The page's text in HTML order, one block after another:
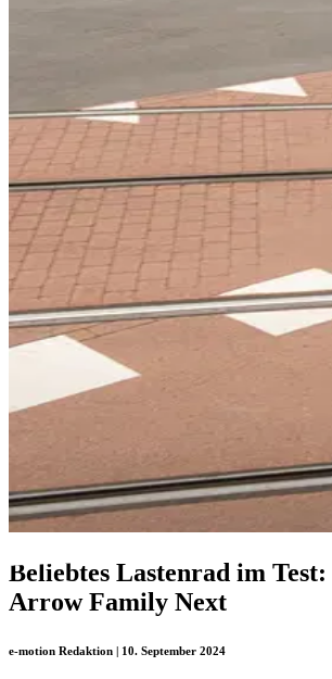
Beliebtes Lastenrad im
Arrow Family Next
e-motion Redaktion | 10. September 2024